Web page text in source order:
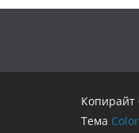
Тема